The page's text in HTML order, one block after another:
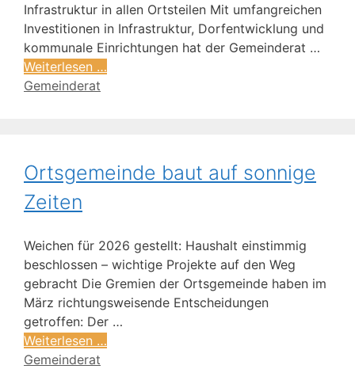
Infrastruktur in allen Ortsteilen Mit umfangreichen
Investitionen in Infrastruktur, Dorfentwicklung und
kommunale Einrichtungen hat der Gemeinderat …
Weiterlesen …
Gemeinderat
Ortsgemeinde baut auf sonnige
Zeiten
Weichen für 2026 gestellt: Haushalt einstimmig
beschlossen – wichtige Projekte auf den Weg
gebracht Die Gremien der Ortsgemeinde haben im
März richtungsweisende Entscheidungen
getroffen: Der …
Weiterlesen …
Gemeinderat